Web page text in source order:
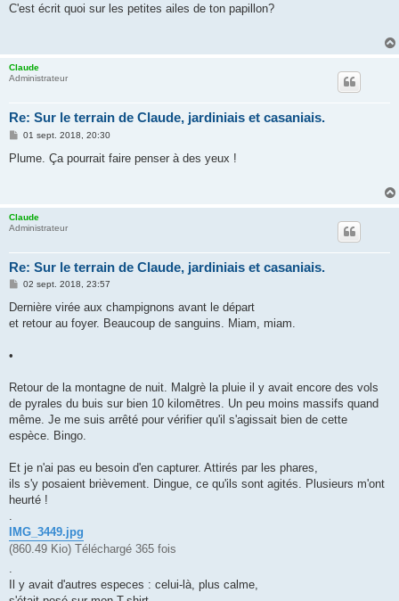
s
C'est écrit quoi sur les petites ailes de ton papillon?
Claude
Administrateur
Re: Sur le terrain de Claude, jardiniais et casaniais.
M
s
01 sept. 2018, 20:30
Plume. Ça pourrait faire penser à des yeux !
Claude
Administrateur
Re: Sur le terrain de Claude, jardiniais et casaniais.
M
s
a
02 sept. 2018, 23:57
Dernière virée aux champignons avant le départ
et retour au foyer. Beaucoup de sanguins. Miam, miam.
•
Retour de la montagne de nuit. Malgrè la pluie il y avait encore des vols
de pyrales du buis sur bien 10 kilomētres. Un peu moins massifs quand
même. Je me suis arrêté pour vérifier qu'il s'agissait bien de cette
espèce. Bingo.
Et je n'ai pas eu besoin d'en capturer. Attirés par les phares,
ils s'y posaient brièvement. Dingue, ce qu'ils sont agités. Plusieurs m'ont
heurté !
.
IMG_3449.jpg
(860.49 Kio) Téléchargé 365 fois
.
Il y avait d'autres especes : celui-là, plus calme,